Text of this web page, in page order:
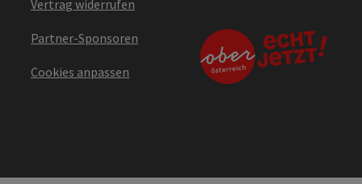
Vertrag widerrufen
Partner-Sponsoren
Cookies anpassen